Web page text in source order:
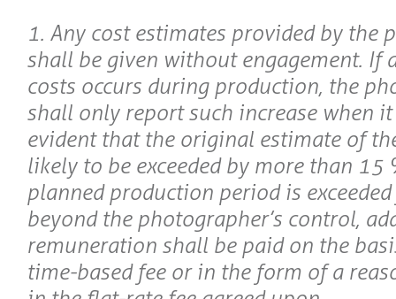
1. Any cost estimates provided by the
shall be given without engagement. If
costs occurs during production, the
shall only report such increase when it
evident that the original estimate of
likely to be exceeded by more than 15
planned production period is
beyond the photographer’s control,
remuneration shall be paid on the
time-based fee or in the form of a